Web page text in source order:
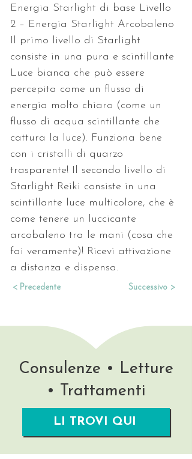
Energia Starlight di base Livello
2 – Energia Starlight Arcobaleno
Il primo livello di Starlight
consiste in una pura e scintillante
Luce bianca che può essere
percepita come un flusso di
energia molto chiaro (come un
flusso di acqua scintillante che
cattura la luce). Funziona bene
con i cristalli di quarzo
trasparente! Il secondo livello di
Starlight Reiki consiste in una
scintillante luce multicolore, che è
come tenere un luccicante
arcobaleno tra le mani (cosa che
fai veramente)! Ricevi attivazione
a distanza e dispensa.
< Precedente Successivo >
Consulenze • Letture
• Trattamenti
LI TROVI QUI